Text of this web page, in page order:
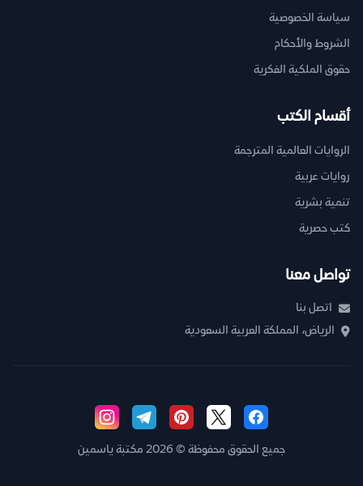
سياسة الخصوصية
الشروط والأحكام
حقوق الملكية الفكرية
أقسام الكتب
الروايات العالمية المترجمة
روايات عربية
تنمية بشرية
كتب حصرية
تواصل معنا
اتصل بنا
الرياض، المملكة العربية السعودية
جميع الحقوق محفوظة © 2026 مكتبة ياسمين